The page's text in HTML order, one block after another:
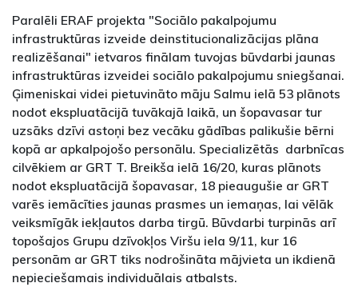
Paralēli ERAF projekta "Sociālo pakalpojumu
infrastruktūras izveide deinstitucionalizācijas plāna
realizēšanai" ietvaros finālam tuvojas būvdarbi jaunas
infrastruktūras izveidei sociālo pakalpojumu sniegšanai.
Ģimeniskai videi pietuvināto māju Salmu ielā 53 plānots
nodot ekspluatācijā tuvākajā laikā, un šopavasar tur
uzsāks dzīvi astoņi bez vecāku gādības palikušie bērni
kopā ar apkalpojošo personālu. Specializētās darbnīcas
cilvēkiem ar GRT T. Breikša ielā 16/20, kuras plānots
nodot ekspluatācijā šopavasar, 18 pieaugušie ar GRT
varēs iemācīties jaunas prasmes un iemaņas, lai vēlāk
veiksmīgāk iekļautos darba tirgū. Būvdarbi turpinās arī
topošajos Grupu dzīvokļos Viršu iela 9/11, kur 16
personām ar GRT tiks nodrošināta mājvieta un ikdienā
nepieciešamais individuālais atbalsts.